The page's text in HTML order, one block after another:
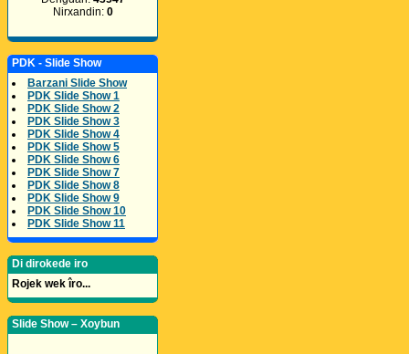
Nirxandin: 0
PDK - Slide Show
Barzani Slide Show
PDK Slide Show 1
PDK Slide Show 2
PDK Slide Show 3
PDK Slide Show 4
PDK Slide Show 5
PDK Slide Show 6
PDK Slide Show 7
PDK Slide Show 8
PDK Slide Show 9
PDK Slide Show 10
PDK Slide Show 11
Di dirokede iro
Rojek wek îro...
Slide Show – Xoybun